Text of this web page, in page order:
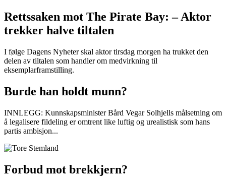
Rettssaken mot The Pirate Bay: – Aktor
trekker halve tiltalen
I følge Dagens Nyheter skal aktor tirsdag morgen ha trukket den
delen av tiltalen som handler om medvirkning til
eksemplarframstilling.
Burde han holdt munn?
INNLEGG: Kunnskapsminister Bård Vegar Solhjells målsetning om
å legalisere fildeling er omtrent like luftig og urealistisk som hans
partis ambisjon...
Forbud mot brekkjern?